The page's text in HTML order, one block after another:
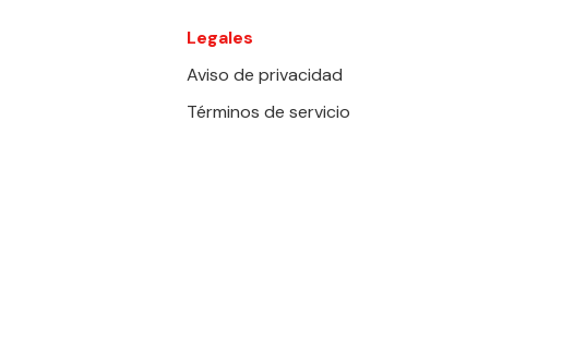
Legales
Aviso de privacidad
Términos de servicio